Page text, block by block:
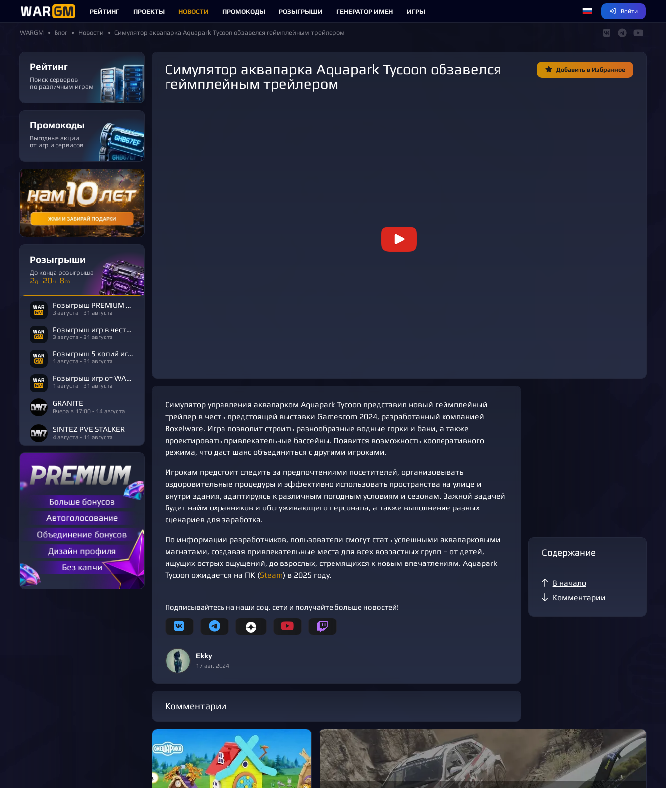
РЕЙТИНГ ПРОЕКТЫ НОВОСТИ ПРОМОКОДЫ РОЗЫГРЫШИ ГЕНЕРАТОР ИМЕН ИГРЫ Войти
WARGM Блог Новости Симулятор аквапарка Aquapark Tycoon обзавелся геймплейным трейлером
Рейтинг
Поиск серверов
по различным играм
Промокоды
Выгодные акции
от игр и сервисов
Розыгрыши
До конца розыгрыша
2д 20ч 8m
Розыгрыш PREMIUM в честь Дня Рождения
3 августа - 31 августа
Розыгрыш игр в честь Дня Рождения
3 августа - 31 августа
Розыгрыш 5 копий игры R.E.P.O.
1 августа - 31 августа
Розыгрыш игр от WARGM
1 августа - 31 августа
GRANITE
Вчера в 17:00 - 14 августа
SINTEZ PVE STALKER
4 августа - 11 августа
Добавить в Избранное
Симулятор аквапарка Aquapark Tycoon обзавелся
геймплейным трейлером
Симулятор управления аквапарком Aquapark Tycoon представил новый геймплейный
трейлер в честь предстоящей выставки Gamescom 2024, разработанный компанией
Boxelware. Игра позволит строить разнообразные водные горки и бани, а также
проектировать привлекательные бассейны. Появится возможность кооперативного
режима, что даст шанс объединиться с другими игроками.
Игрокам предстоит следить за предпочтениями посетителей, организовывать
оздоровительные процедуры и эффективно использовать пространства на улице и
внутри здания, адаптируясь к различным погодным условиям и сезонам. Важной задачей
будет найм охранников и обслуживающего персонала, а также выполнение разных
сценариев для заработка.
По информации разработчиков, пользователи смогут стать успешными аквапарковыми
магнатами, создавая привлекательные места для всех возрастных групп – от детей,
ищущих острых ощущений, до взрослых, стремящихся к новым впечатлениям. Aquapark
Tycoon ожидается на ПК (Steam) в 2025 году.
Подписывайтесь на наши соц. сети и получайте больше новостей!
Ekky
17 авг. 2024
Комментарии
Содержание
В начало
Комментарии